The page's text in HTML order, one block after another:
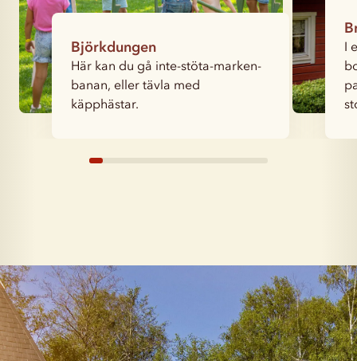
Björkdungen
Här kan du gå inte-stöta-marken-
banan, eller tävla med
käpphästar.
I